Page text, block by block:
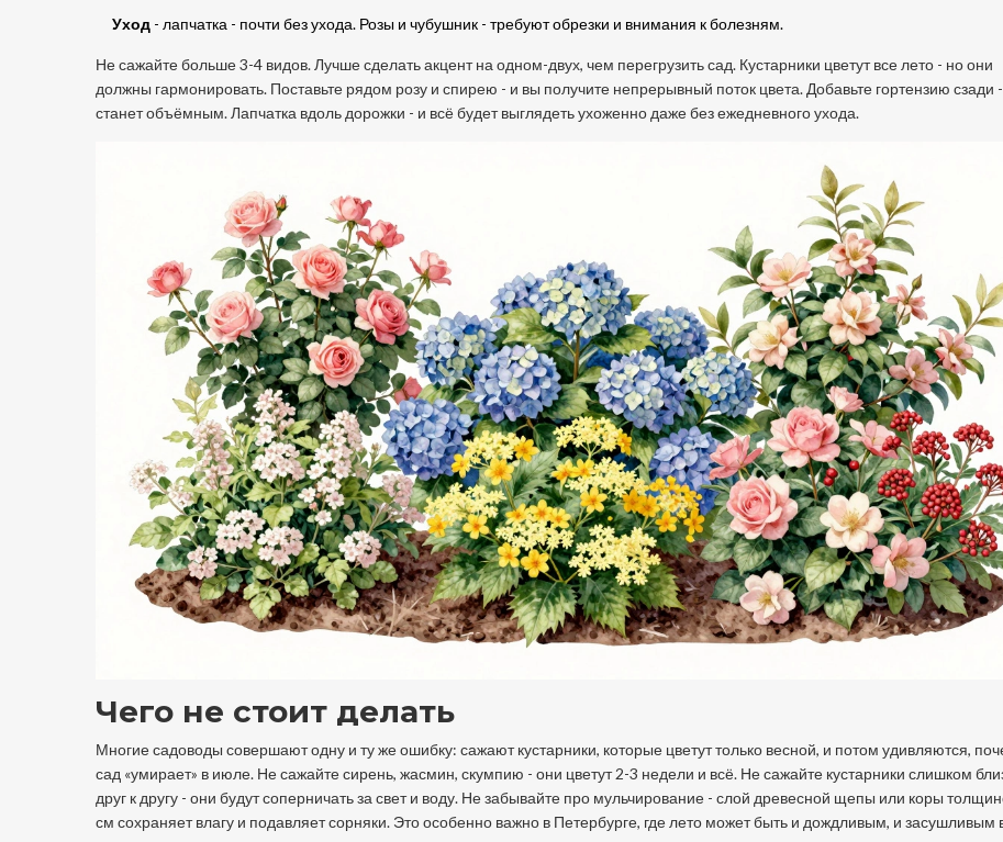
Уход - лапчатка - почти без ухода. Розы и чубушник - требуют обрезки и внимания к болезням.
Не сажайте больше 3-4 видов. Лучше сделать акцент на одном-двух, чем перегрузить сад. Кустарники цветут все лето - но они
должны гармонировать. Поставьте рядом розу и спирею - и вы получите непрерывный поток цвета. Добавьте гортензию сзади
станет объёмным. Лапчатка вдоль дорожки - и всё будет выглядеть ухоженно даже без ежедневного ухода.
Чего не стоит делать
Многие садоводы совершают одну и ту же ошибку: сажают кустарники, которые цветут только весной, и потом удивляются,
сад «умирает» в июле. Не сажайте сирень, жасмин, скумпию - они цветут 2-3 недели и всё. Не сажайте кустарники слишком
друг к другу - они будут соперничать за свет и воду. Не забывайте про мульчирование - слой древесной щепы или коры
см сохраняет влагу и подавляет сорняки. Это особенно важно в Петербурге, где лето может быть и дождливым, и засушливым